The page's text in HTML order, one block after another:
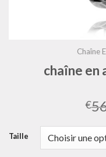
Chaîne
chaîne en
€
Taille